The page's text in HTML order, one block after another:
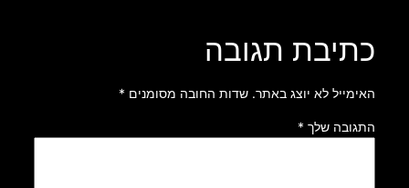
כתיבת תגובה
האימייל לא יוצג באתר. שדות החובה מסומנים *
התגובה שלך *